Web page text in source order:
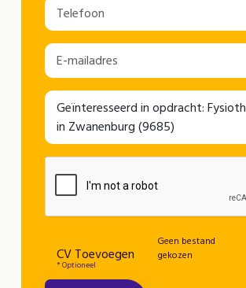
CV Toevoegen
Geen bestand
gekozen
* Optioneel